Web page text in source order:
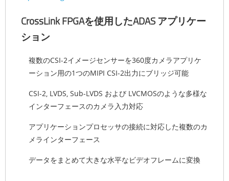
CrossLink FPGAを使用したADAS アプリケー
ション
複数のCSI-2イメージセンサーを360度カメラアプリケ
ーション用の1つのMIPI CSI-2出力にブリッジ可能
CSI-2, LVDS, Sub-LVDS および LVCMOSのような多様な
インターフェースのカメラ入力対応
アプリケーションプロセッサの接続に対応した複数のカ
メラインターフェース
データをまとめて大きな水平なビデオフレームに変換